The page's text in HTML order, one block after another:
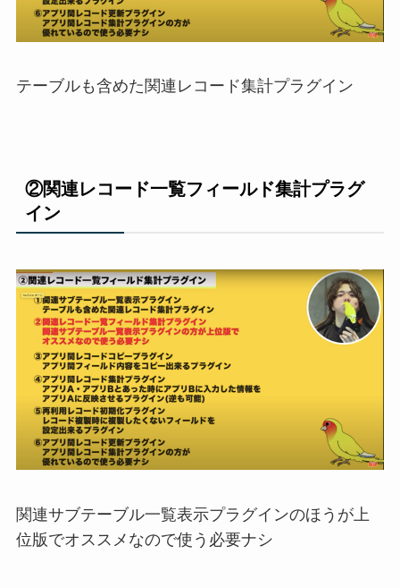
テーブルも含めた関連レコード集計プラグイン
②関連レコード一覧フィールド集計プラグ
イン
関連サブテーブル一覧表示プラグインのほうが上
位版でオススメなので使う必要ナシ